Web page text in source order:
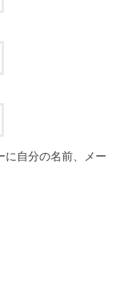
に自分の名前、メー